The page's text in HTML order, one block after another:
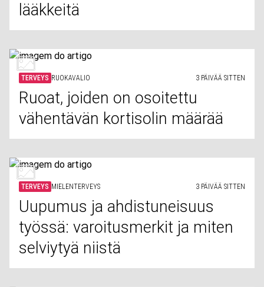
lääkkeitä
TERVEYS RUOKAVALIO 3 PÄIVÄÄ SITTEN
Ruoat, joiden on osoitettu
vähentävän kortisolin määrää
TERVEYS MIELENTERVEYS 3 PÄIVÄÄ SITTEN
Uupumus ja ahdistuneisuus
työssä: varoitusmerkit ja miten
selviytyä niistä